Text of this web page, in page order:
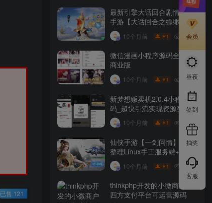
已售 121
最新引擎大话回合剧情闯关
手游【大话回合之缥缈西游
内丹版小熊修复版第二季】
GM总运营管理后台安卓苹
果IOS双端版本
10个月前 ￥ 1 10W+
微信漫画小程序源码全开源
商业版
10个月前 ￥ 1 10W+
新梦想贩卖机2.0.4小程序源
码_超快引流实现资源变现
10个月前 ￥ 1 10W+
仙侠手游【一剑问情】最新
整理Linux手工服务端+GM
后台+本地注册验证+双端
10个月前 ￥ 1 10W+
thinkphp开发的小微商户第
四方支付平台可运营源码
会员
昼夜
签到
抽奖
客服